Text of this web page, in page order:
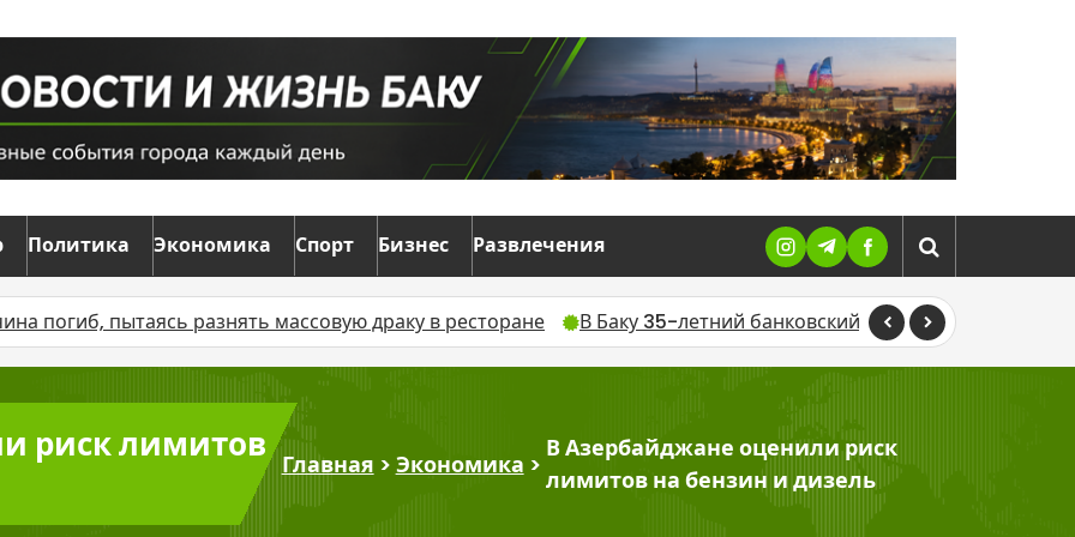
Политика Экономика Спорт Бизнес Развлечения
разнять массовую драку в ресторане В Баку 35-летний банковский руководитель найден мертвым в
риск лимитов Главная > Экономика >
В Азербайджане оценили риск
лимитов на бензин и дизель